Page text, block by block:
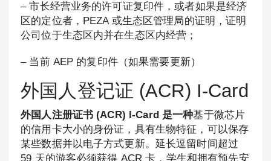
– 市长经营业务的许可证复印件，或者如果是经济
区的定位者，PEZA 或生态区管理局的证明，证明
公司位于生态区内并在生态区内经营；
– 当前 AEP 的复印件（如果需要更新）
外国人登记证 (ACR) I-Card
外国人注册证书 (ACR) I-Card 是一种基于微芯片
的信用卡大小的身份证，具有生物特征，可以保存
某些数据并以电子方式更新。延长逗留时间超过
59 天的游客必须获得 ACR 卡，学生和拥有预先安